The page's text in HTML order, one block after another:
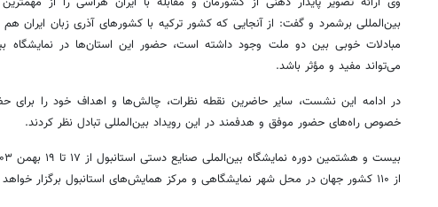
بین‌المللی برشمرد و گفت: از آنجایی که کشور ترکیه با کشورهای آذری زبان ایران
مبادلات خوبی بین دو ملت وجود داشته است، حضور این استان‌ها در نمایشگاه
می‌تواند مفید و مؤثر باشد.
در ادامه این نشست، سایر حاضرین نقطه نظرات، چالش‌ها و اهداف خود را برای
خصوص راه‌های حضور موفق و هدفمند در این رویداد بین‌المللی تبادل نظر کردند.
بیست و هشتمین دوره نمایشگاه بین‌الملی صنایع دستی استانبول از ۱۷ تا ۱۹ بهمن
از ۱۱۰ کشور جهان در محل شهر نمایشگاهی و مرکز همایش‌های استانبول برگزار خواهد شد.
روزنامه‌های صبح پنج‌شنبه ۱۵ مرداد ۱۴۰۵ روزنامه‌های